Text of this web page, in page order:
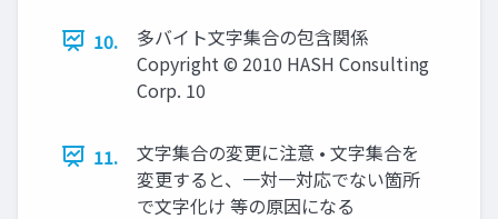
10.
多バイト文字集合の包含関係
Copyright © 2010 HASH Consulting
Corp. 10
11.
文字集合の変更に注意 • 文字集合を
変更すると、一対一対応でない箇所
で文字化け 等の原因になる